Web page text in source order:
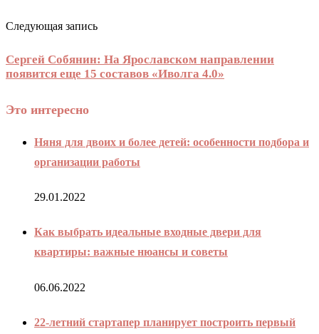
Следующая запись
Сергей Собянин: На Ярославском направлении
появится еще 15 составов «Иволга 4.0»
Это интересно
Няня для двоих и более детей: особенности подбора и
организации работы
29.01.2022
Как выбрать идеальные входные двери для
квартиры: важные нюансы и советы
06.06.2022
22-летний стартапер планирует построить первый